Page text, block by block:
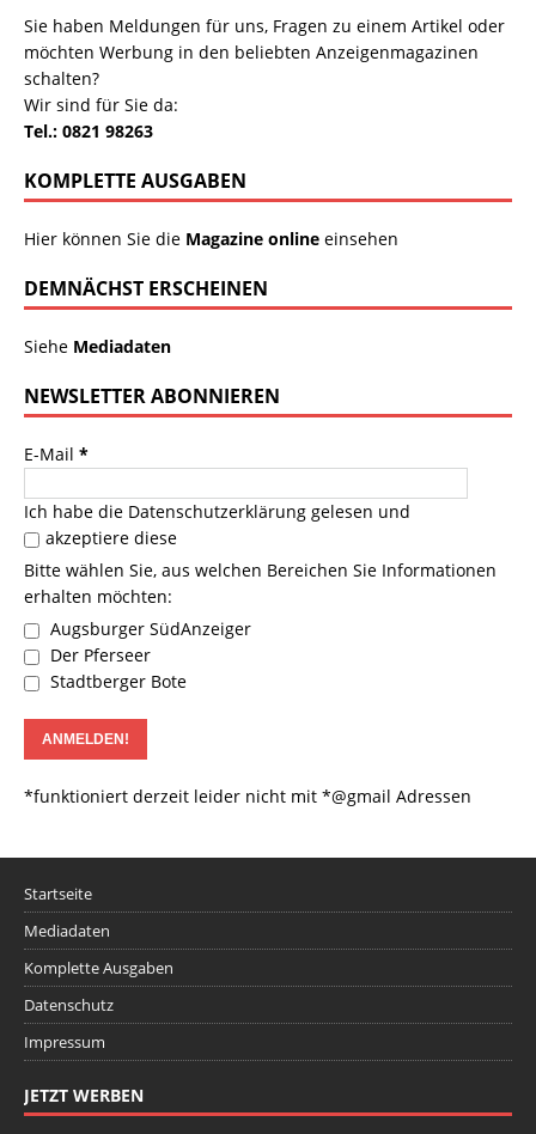
Sie haben Meldungen für uns, Fragen zu einem Artikel oder
möchten Werbung in den beliebten Anzeigenmagazinen
schalten?
Wir sind für Sie da:
Tel.: 0821 98263
KOMPLETTE AUSGABEN
Hier können Sie die Magazine online einsehen
DEMNÄCHST ERSCHEINEN
Siehe Mediadaten
NEWSLETTER ABONNIEREN
E-Mail *
Ich habe die Datenschutzerklärung gelesen und
akzeptiere diese
Bitte wählen Sie, aus welchen Bereichen Sie Informationen
erhalten möchten:
Augsburger SüdAnzeiger
Der Pferseer
Stadtberger Bote
*funktioniert derzeit leider nicht mit *@gmail Adressen
Startseite
Mediadaten
Komplette Ausgaben
Datenschutz
Impressum
JETZT WERBEN